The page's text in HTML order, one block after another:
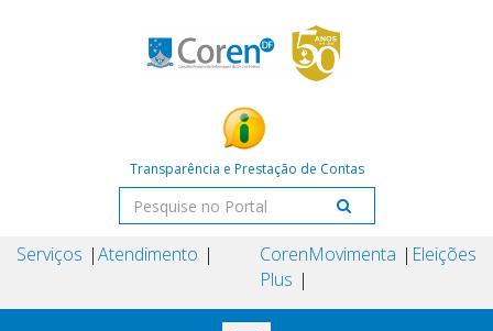
Transparência e Prestação de Contas
Serviços Atendimento
Coren
Plus
Movimenta Eleições